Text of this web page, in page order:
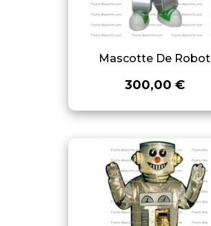
Mascotte De Robot
300,00 €